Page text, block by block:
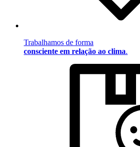
Trabalhamos de forma
consciente em relação ao clima.